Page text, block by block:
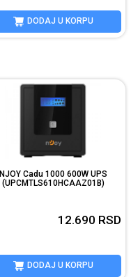
DODAJ U KORPU
NJOY Cadu 1000 600W UPS
(UPCMTLS610HCAAZ01B)
12.690 RSD
DODAJ U KORPU